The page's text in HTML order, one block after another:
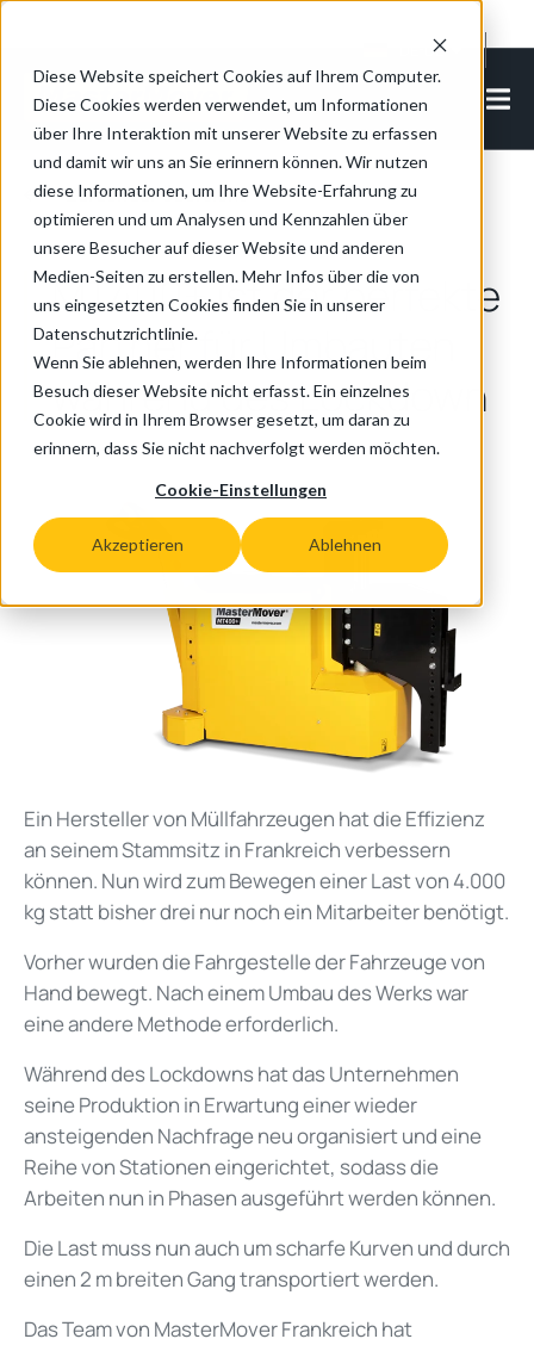
Diese Website speichert Cookies auf Ihrem Computer.
Diese Cookies werden verwendet, um Informationen
über Ihre Interaktion mit unserer Website zu erfassen
und damit wir uns an Sie erinnern können. Wir nutzen
diese Informationen, um Ihre Website-Erfahrung zu
optimieren und um Analysen und Kennzahlen über
unsere Besucher auf dieser Website und anderen
Medien-Seiten zu erstellen. Mehr Infos über die von
uns eingesetzten Cookies finden Sie in unserer
Datenschutzrichtlinie.
Wenn Sie ablehnen, werden Ihre Informationen beim
Besuch dieser Website nicht erfasst. Ein einzelnes
Cookie wird in Ihrem Browser gesetzt, um daran zu
erinnern, dass Sie nicht nachverfolgt werden möchten.
Cookie-Einstellungen
Akzeptieren Ablehnen
DE-DE
Zurück zur Übersicht
MT400+ ist der perfekte
Partner für Umbauten
während des Lockdown
Ein Hersteller von Müllfahrzeugen hat die Effizienz
an seinem Stammsitz in Frankreich verbessern
können. Nun wird zum Bewegen einer Last von 4.000
kg statt bisher drei nur noch ein Mitarbeiter benötigt.
Vorher wurden die Fahrgestelle der Fahrzeuge von
Hand bewegt. Nach einem Umbau des Werks war
eine andere Methode erforderlich.
Während des Lockdowns hat das Unternehmen
seine Produktion in Erwartung einer wieder
ansteigenden Nachfrage neu organisiert und eine
Reihe von Stationen eingerichtet, sodass die
Arbeiten nun in Phasen ausgeführt werden können.
Die Last muss nun auch um scharfe Kurven und durch
einen 2 m breiten Gang transportiert werden.
Das Team von MasterMover Frankreich hat